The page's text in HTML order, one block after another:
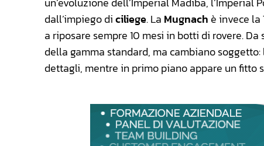
dall’impiego diciliege. La Mugnach è invece
a riposare sempre 10 mesi in botti di rovere.
della gamma standard, ma cambiano
dettagli, mentre in primo piano appare un fitto